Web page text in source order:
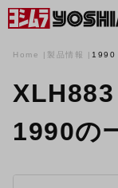
Home 製品情報 1990
1990の